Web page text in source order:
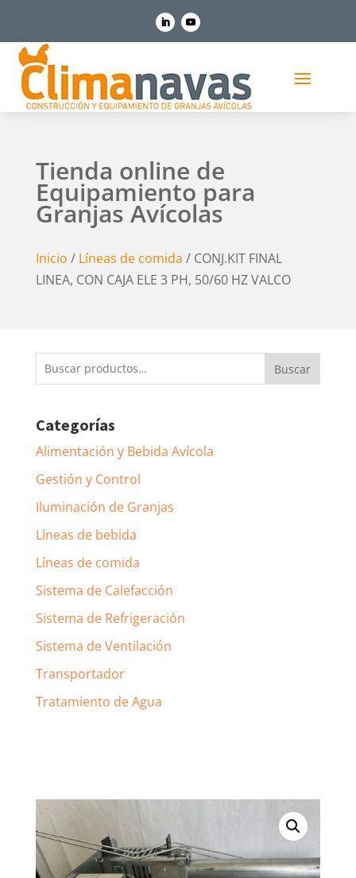
Tienda online de
Equipamiento para
Granjas Avícolas
Inicio / Líneas de comida / CONJ.KIT FINAL
LINEA, CON CAJA ELE 3 PH, 50/60 HZ VALCO
Buscar
por:
Buscar
Categorías
Alimentación y Bebida Avícola
Gestión y Control
Iluminación de Granjas
Líneas de bebida
Líneas de comida
Sistema de Calefacción
Sistema de Refrigeración
Sistema de Ventilación
Transportador
Tratamiento de Agua